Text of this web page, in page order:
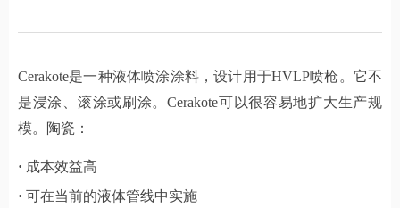
Cerakote是一种液体喷涂涂料，设计用于HVLP喷枪。它不
是浸涂、滚涂或刷涂。Cerakote可以很容易地扩大生产规
模。陶瓷：
· 成本效益高
· 可在当前的液体管线中实施